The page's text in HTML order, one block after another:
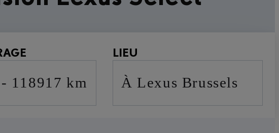
- 118917 km
LIEU
à Lexus Brussels